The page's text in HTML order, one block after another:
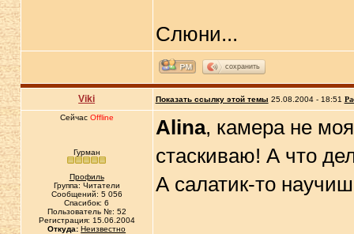
Слюни...
сохранить
Viki Показать ссылку этой темы 25.08.2004 - 18:51
Сейчас Offline
Гурман
Профиль
Группа: Читатели
Сообщений: 5 056
Спасибок: 6
Пользователь №: 52
Регистрация: 15.06.2004
Откуда: Неизвестно
Alina, камера не
стаскиваю! А что
А салатик-то